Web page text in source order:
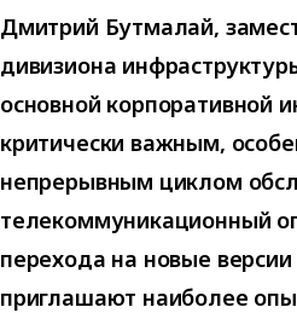
Дмитрий Бутмалай,
дивизиона
основной корпоративной
критически важным,
непрерывным циклом
телекоммуникационный
перехода на новые
приглашают наиболее